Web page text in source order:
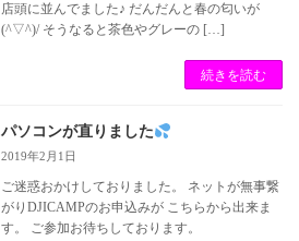
店頭に並んでました♪ だんだんと春の匂いが
(^▽^)/ そうなると茶色やグレーの […]
続きを読む
パソコンが直りました
2019年2月1日
ご迷惑おかけしておりました。 ネットが無事繋
がりDJICAMPのお申込みが こちらから出来ま
す。 ご参加お待ちしております。